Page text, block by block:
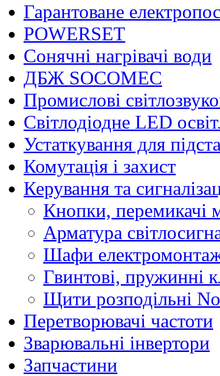
Гарантоване
POWERSET
Сонячні нагрівачі води
ДБЖ SOCOMEC
Промислові
Світлодіодне LED
Устаткування для
Комутація і захист
Керування та
Кнопки, перемикачі
Арматура
Шафи
Гвинтові, пружинні
Щити розподільні
Перетворювачі частоти
Зварювальні інвертори
Запчастини